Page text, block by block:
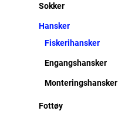
Sokker
Hansker
Fiskerihansker
Engangshansker
Monteringshansker
Fottøy